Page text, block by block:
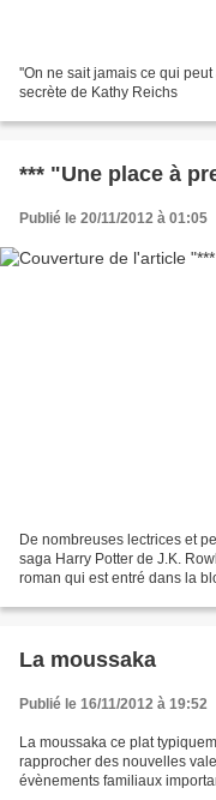
''On ne sait jamais ce qui
secrète de Kathy Reichs
*** "Une place à
Publié le 20/11/2012 à 01:05
De nombreuses lectrices et
saga Harry Potter de J.K.
roman qui est entré dans la
La moussaka
Publié le 16/11/2012 à 19:52
La moussaka ce plat
rapprocher des nouvelles
évènements familiaux